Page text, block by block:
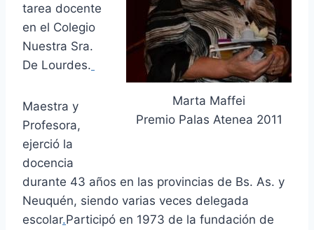
Marta Maffei
Premio Palas Atenea 2011
tarea docente
en el Colegio
Nuestra Sra.
De Lourdes.
Maestra y
Profesora,
ejerció la
docencia
durante 43 años en las provincias de Bs. As. y
Neuquén, siendo varias veces delegada
escolar.Participó en 1973 de la fundación de